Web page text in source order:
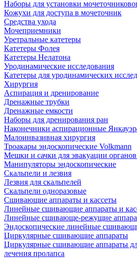
Наборы для установки
Кожухи для доступа в мочеточник
Средства ухода
Мочеприемники
Уретральные катетеры
Катетеры Фолея
Катетеры Нелатона
Уродинамические исследования
Катетеры для уродинамических
Хирургия
Аспирация и дренирование
Дренажные трубки
Дренажные емкости
Наборы для дренирования ран
Наконечники аспирационные
Малоинвазивная хирургия
Троакары эндоскопические Volkmann
Мешки и сачки для эвакуации
Манипуляторы эндоскопические
Скальпели и лезвия
Лезвия для скальпелей
Скальпели одноразовые
Сшивающие аппараты и кассеты
Линейные сшивающие аппараты и
Линейные сшивающе-режущие
Эндоскопические линейные
Циркулярные сшивающие аппараты
Циркулярные сшивающие аппараты
лечения пролапса